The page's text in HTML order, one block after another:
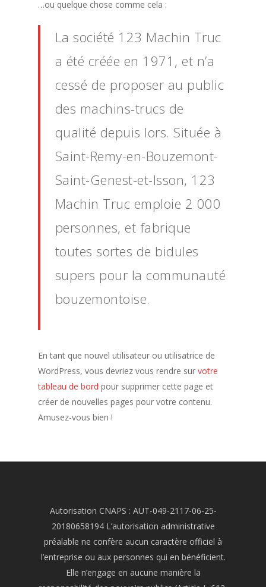
…ou quelque chose comme cela :
La société 123 Machin Truc
a été créée en 1971, et n’a
cessé de proposer au public
des machins-trucs de
qualité depuis lors. Située à
Saint-Remy-en-Bouzemont-
Saint-Genest-et-Isson, 123
Machin Truc emploie 2 000
personnes, et fabrique
toutes sortes de bidules
supers pour la communauté
bouzemontoise.
En tant que nouvel utilisateur ou utilisatrice de
WordPress, vous devriez vous rendre sur votre
tableau de bord pour supprimer cette page et
créer de nouvelles pages pour votre contenu.
Amusez-vous bien !
Autorisation CNAPS : AUT-049-2117-06-25-
20180658194 L’autorisation administrative
préalable ne confère aucun caractère officiel à
l’entreprise ou aux personnes qui en bénéficient.
Elle n’engage en aucune manière la